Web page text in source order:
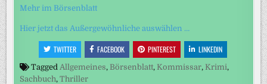
Mehr im Börsenblatt
Hier jetzt das Außergewöhnliche auswählen …
TWITTER FACEBOOK PINTEREST LINKEDIN
Tagged Allgemeines, Börsenblatt, Kommissar, Krimi,
Sachbuch,Thriller